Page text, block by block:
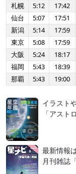
札幌
5:12 17:42
仙台
5:07 17:51
新潟
5:14 17:59
東京
5:08 17:59
大阪
5:24 18:17
福岡
5:43 18:39
那覇
5:43 19:00
イラスト
「アスト
最新情報
月刊雑誌